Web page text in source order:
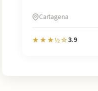
Cartagena
★★★½☆3.9